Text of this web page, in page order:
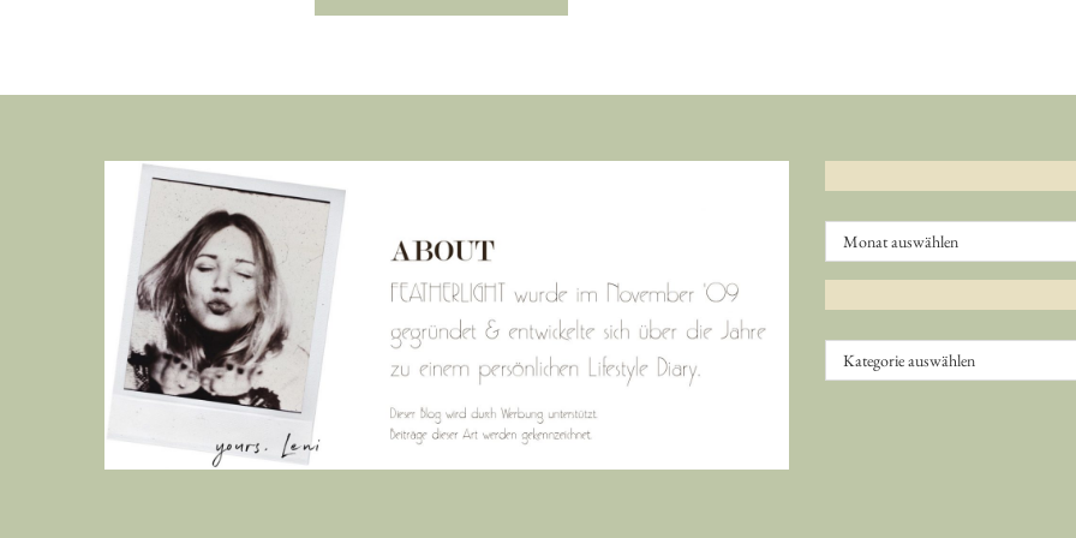
Archiv
Kategorien